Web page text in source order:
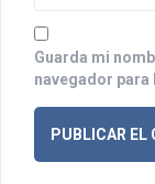
s
Guarda mi
navegador para